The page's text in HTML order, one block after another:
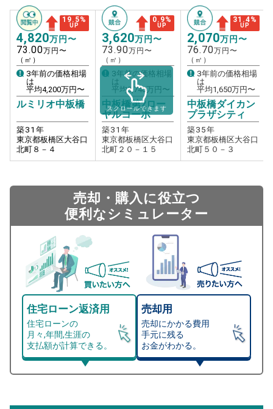
19.5%
UP
4,820万円〜
73.00万円〜
（㎡）
3年前の価格相場
は
平均4,200万円〜
ルミリオ中板橋
築31 年
東京都板橋区大谷口
北町８－４
0.9%
UP
3,620万円〜
73.90万円〜
（㎡）
3年前の価格相場
は
平均3,740万円〜
中板橋第2ロー
ヤルコーポ
築31 年
東京都板橋区大谷口
北町２０－１５
31.4%
UP
2,070万円〜
76.70万円〜
（㎡）
3年前の価格相場
は
平均1,650万円〜
中板橋ダイカン
プラザシティ
築35年
東京都板橋区大谷口
北町５０－３
スクロールできます
売却・購入に役立つ
便利なシミュレーター
住宅ローン返済用
住宅ローンの
月々,年間,生涯の
支払額が計算できる。
売却用
売却にかかる費用
手元に残る
お金がわかる。
総支払額シミュレーション
計算できます。
マンション売却シミュレーター
から売却にかかる諸経費が自動で算出され、手元に残る